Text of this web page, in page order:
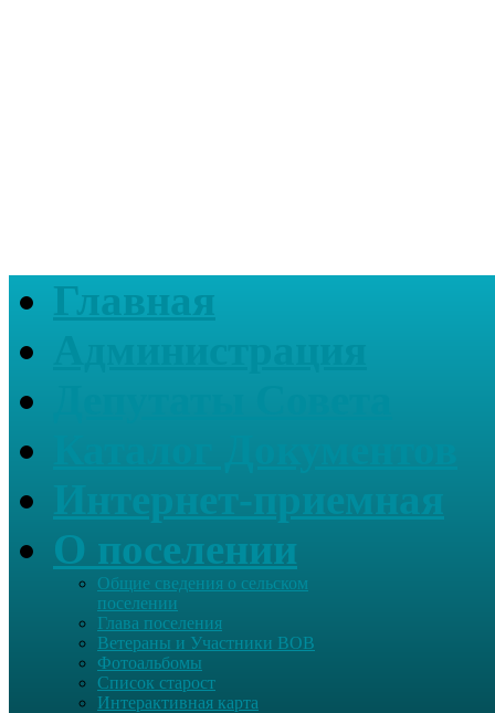
Главная
О поселении
Общие сведения о сельском
поселении
Глава поселения
Ветераны и Участники ВОВ
Фотоальбомы
Список старост
Интерактивная карта